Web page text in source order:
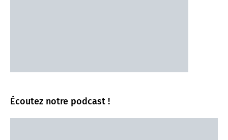
Écoutez notre podcast !